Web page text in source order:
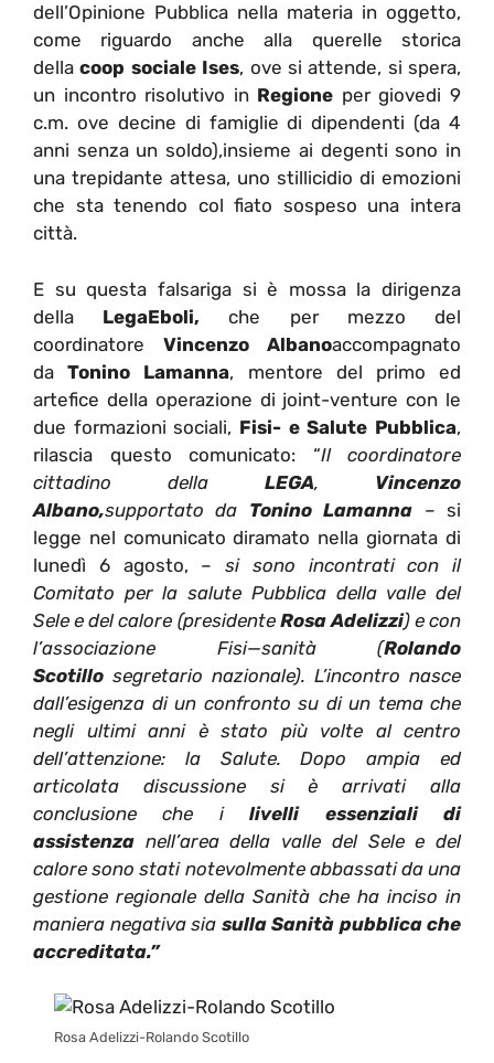
dell’Opinione Pubblica nella materia in oggetto,
come riguardo anche alla querelle storica
dellacoop sociale Ises, ove si attende, si spera,
un incontro risolutivo in Regione per giovedi 9
c.m. ove decine di famiglie di dipendenti (da 4
anni senza un soldo),insieme ai degenti sono in
una trepidante attesa, uno stillicidio di emozioni
che sta tenendo col fiato sospeso una intera
città.
E su questa falsariga si è mossa la dirigenza
della LegaEboli, che per mezzo del
coordinatore Vincenzo Albanoaccompagnato
daTonino Lamanna, mentore del primo ed
artefice della operazione di joint-venture con le
due formazioni sociali, Fisi- e Salute Pubblica,
rilascia questo comunicato: “Il coordinatore
cittadino della LEGA, Vincenzo
Albano,supportato da Tonino Lamanna – si
legge nel comunicato diramato nella giornata di
lunedì 6 agosto, – si sono incontrati con il
Comitato per la salute Pubblica della valle del
Sele e del calore (presidente Rosa Adelizzi) e con
l’associazione Fisi—sanità (Rolando
Scotillo segretario nazionale). L’incontro nasce
dall’esigenza di un confronto su di un tema che
negli ultimi anni è stato più volte al centro
dell’attenzione: la Salute. Dopo ampia ed
articolata discussione si è arrivati alla
conclusione che ilivelli essenziali di
assistenza nell’area della valle del Sele e del
calore sono stati notevolmente abbassati da una
gestione regionale della Sanità che ha inciso in
maniera negativa sia sulla Sanità pubblica che
accreditata.”
Rosa Adelizzi-Rolando Scotillo